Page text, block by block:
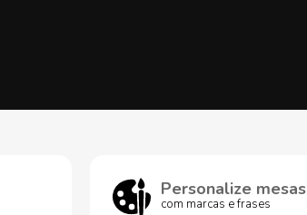
Personalize mesas
com marcas e frases